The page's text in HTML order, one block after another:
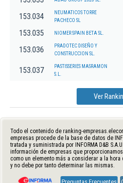
153.034
NEUMATICOS TORRE
PACHECO SL
153.035 NIOMER SPAIN BETA SL.
153.036
PRADOTEC DISEÑO Y
CONSTRUCCION SL.
153.037
PASTISSERIES MASRAMON
S.L.
Ver
Todo el contenido de ranking-
empresas procede de la base de datos de
tratada y suministrada por INFORMA D&B
información de empresas que
como un elemento más a considerar a la
y no debe por tanto determinar las mismas.